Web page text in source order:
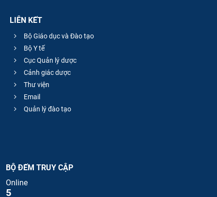
LIÊN KẾT
Bộ Giáo dục và Đào tạo
Bộ Y tế
Cục Quản lý dược
Cảnh giác dược
Thư viện
Email
Quản lý đào tạo
BỘ ĐẾM TRUY CẬP
Online
5